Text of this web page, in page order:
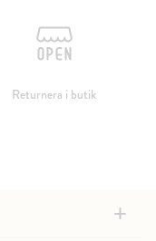
Returnera i butik
+